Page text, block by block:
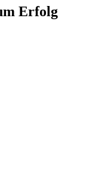
Erfolg